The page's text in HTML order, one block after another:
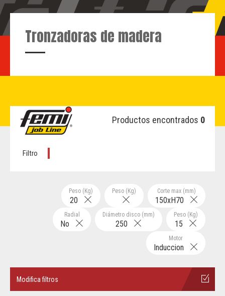
Tronzadoras de madera
Productos encontrados 0
Filtro
Corte max (mm)
150xH70
Peso (Kg)
Peso (Kg)
20
Peso (Kg)
15
Diámetro disco (mm)
250
Radial
No
Motor
Induccion
Modifica filtros